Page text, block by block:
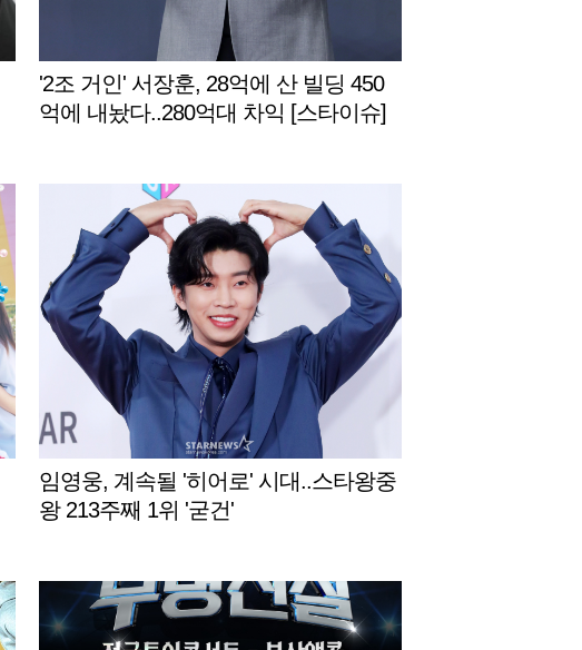
'2조 거인' 서장훈, 28억에 산 빌딩 450
억에 내놨다..280억대 차익 [스타이슈]
임영웅, 계속될 '히어로' 시대..스타왕중
왕 213주째 1위 '굳건'